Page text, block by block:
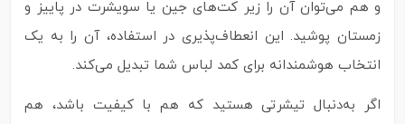
و هم می‌توان آن را زیر کت‌های جین یا سویشرت در پاییز و
زمستان پوشید. این انعطاف‌پذیری در استفاده، آن را به یک
انتخاب هوشمندانه برای کمد لباس شما تبدیل می‌کند.
اگر به‌دنبال تیشرتی هستید که هم با کیفیت باشد، هم